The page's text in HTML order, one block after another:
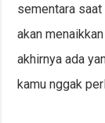
sementara
akan
akhirnya ada
kamu nggak